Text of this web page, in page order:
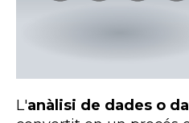
L'anàlisi de dades o